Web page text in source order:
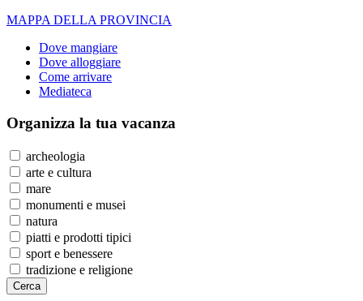
MAPPA DELLA PROVINCIA
Dove mangiare
Dove alloggiare
Come arrivare
Mediateca
Organizza la tua vacanza
archeologia
arte e cultura
mare
monumenti e musei
natura
piatti e prodotti tipici
sport e benessere
tradizione e religione